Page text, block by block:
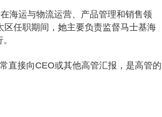
海运与物流运营、产品管理和销售领
任职期间，她主要负责监督马士基海
直接向CEO或其他高管汇报，是高管的